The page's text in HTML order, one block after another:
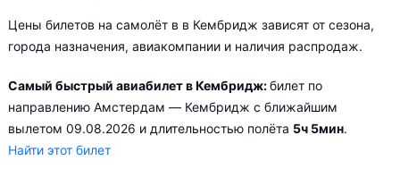
Цены билетов на самолёт в в Кембридж зависят от сезона,
города назначения, авиакомпании и наличия распродаж.
Самый быстрый авиабилет в Кембридж:билет по
направлению Амстердам — Кембридж с ближайшим
вылетом 09.08.2026 и длительностью полёта 5ч 5мин.
Найти этот билет